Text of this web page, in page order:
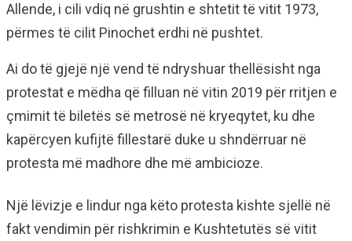
Allende, i cili vdiq në grushtin e shtetit të vitit 1973,
përmes të cilit Pinochet erdhi në pushtet.
Ai do të gjejë një vend të ndryshuar thellësisht nga
protestat e mëdha që filluan në vitin 2019 për rritjen e
çmimit të biletës së metrosë në kryeqytet, ku dhe
kapërcyen kufijtë fillestarë duke u shndërruar në
protesta më madhore dhe më ambicioze.
Një lëvizje e lindur nga këto protesta kishte sjellë në
fakt vendimin për rishkrimin e Kushtetutës së vitit